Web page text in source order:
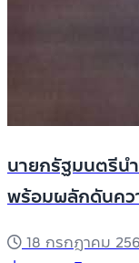
นายกรัฐมนตรีน
พร้อมผลักดันคว
Sichuan
18 กรกฎาคม